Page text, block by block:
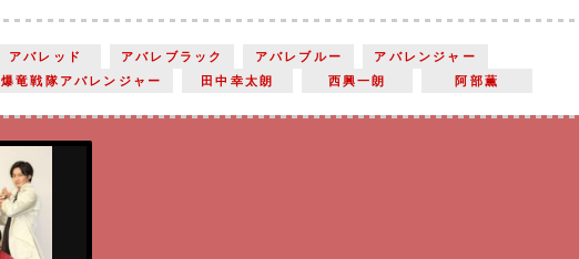
アバレッド アバレブラック アバレブルー
アバレンジャー
爆竜戦隊アバレンジャー 田中幸太朗 西興一朗 阿部薫